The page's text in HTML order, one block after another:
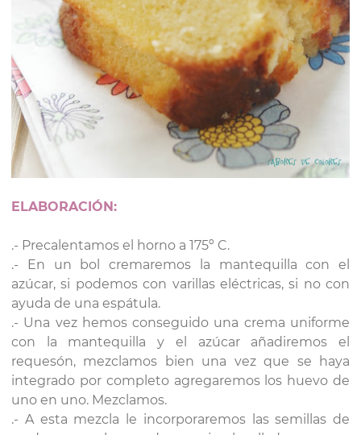
ELABORACIÓN:
.- Precalentamos el horno a 175º C.
.- En un bol cremaremos la mantequilla con el
azúcar, si podemos con varillas eléctricas, si no con
ayuda de una espátula.
.- Una vez hemos conseguido una crema uniforme
con la mantequilla y el azúcar añadiremos el
requesón, mezclamos bien una vez que se haya
integrado por completo agregaremos los huevo de
uno en uno. Mezclamos.
.- A esta mezcla le incorporaremos las semillas de